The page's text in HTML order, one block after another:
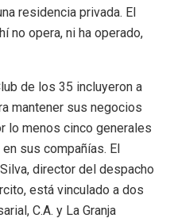
residencia privada. El
no opera, ni ha operado,
de los 35 incluyeron a
mantener sus negocios
lo menos cinco generales
sus compañías. El
director del despacho
está vinculado a dos
C.A. y La Granja